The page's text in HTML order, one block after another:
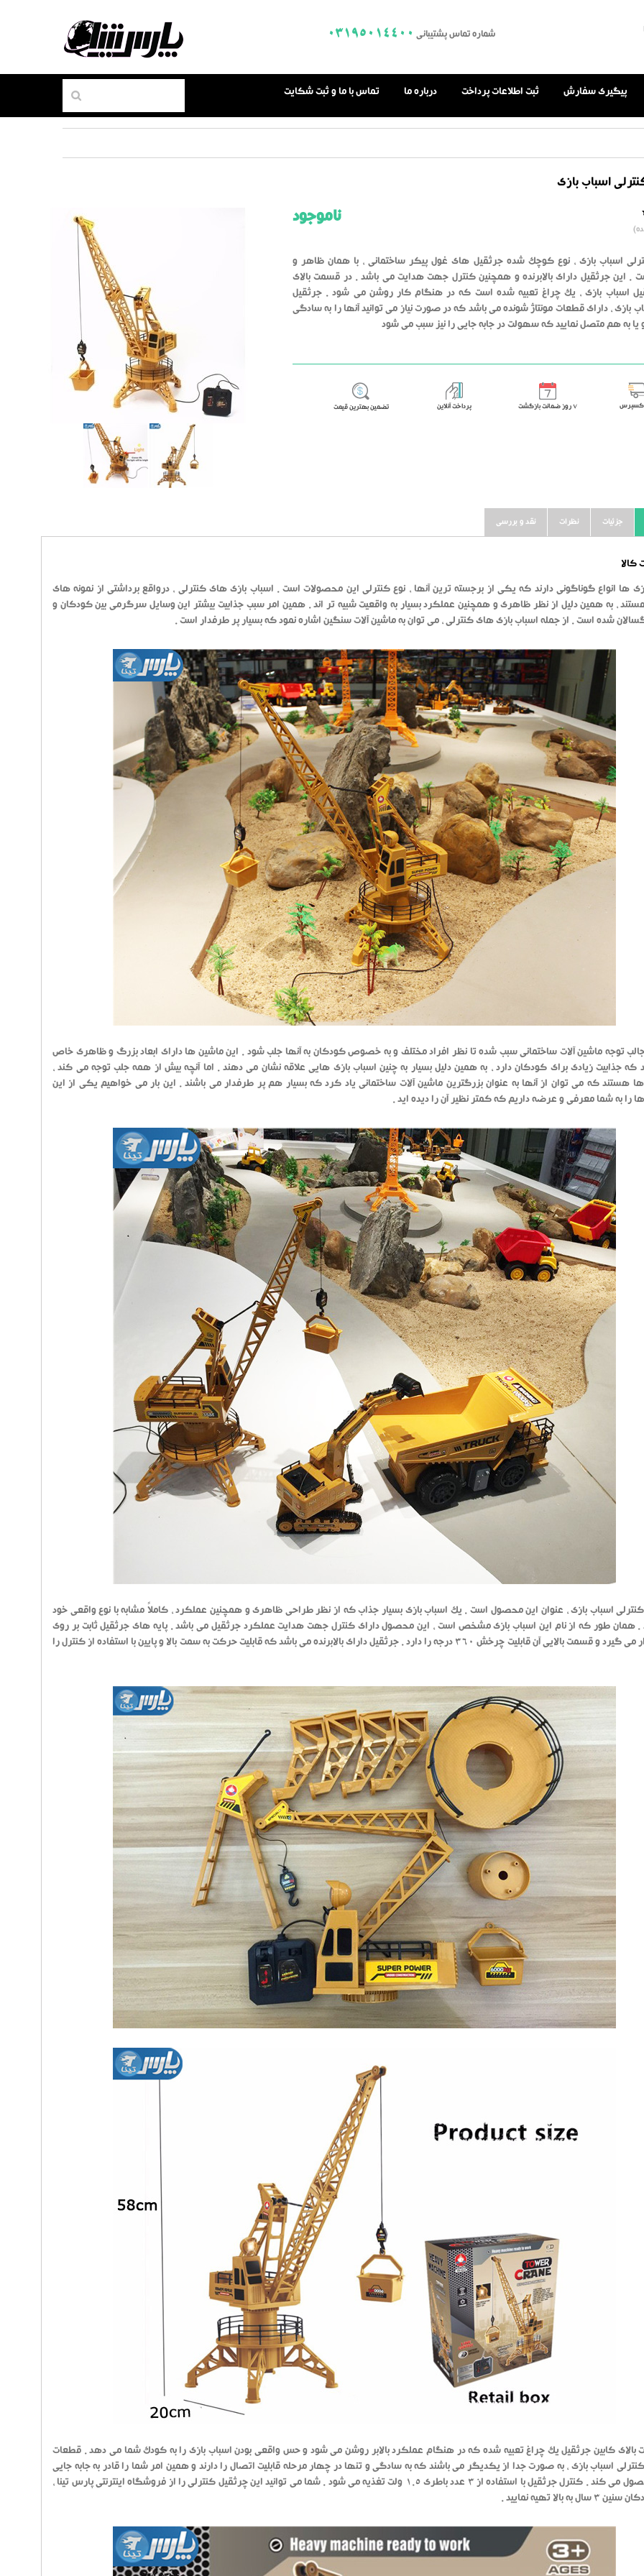
03195014400 شماره تماس پشتیبانی
پیگیری سفارش ثبت اطلاعات پرداخت درباره ما تماس با ما و ثبت شکایت
اسباب بازی
از
رای
دهنده
ناموجود
اسباب بازی ، نوع کوچک شده جرثقیل های غول پیکر ساختمانی ، با همان ظاهر و
. این جرثقیل دارای بالابرنده و همچنین کنترل جهت هدایت می باشد . در قسمت بالای
اسباب بازی ، یک چراغ تعبیه شده است که در هنگام کار روشن می شود . جرثقیل
بازی ، دارای قطعات مونتاژ شونده می باشد که در صورت نیاز می توانید آنها را به سادگی
یا به هم متصل نمایید که سهولت در جابه جایی را نیز سبب می شود
اکسپرس ٧ روز ضمانت بازگشت پرداخت آنلاین تضمین بهترین قیمت
جزئیات نظرات نقد و بررسی
کالا
ها انواع گوناگونی دارند که یکی از برجسته ترین آنها ، نوع کنترلی این محصولات است . اسباب بازی های کنترلی ، درواقع برداشتی از نمونه های
، به همین دلیل از نظر ظاهری و همچنین عملکرد بسیار به واقعیت شبیه تر اند . همین امر سبب جذابیت بیشتر این وسایل سرگرمی بین کودکان و
شده است . از جمله اسباب بازی های کنترلی ، می توان به ماشین آلات سنگین اشاره نمود که بسیار پر طرفدار است .
توجه ماشین آلات ساختمانی سبب شده تا نظر افراد مختلف و به خصوص کودکان به آنها جلب شود . این ماشین ها دارای ابعاد بزرگ و ظاهری خاص
که جذابیت زیادی برای کودکان دارد ، به همین دلیل بسیار به چنین اسباب بازی هایی علاقه نشان می دهند . اما آنچه بیش از همه جلب توجه می کند ،
هستند که می توان از آنها به عنوان بزرگترین ماشین آلات ساختمانی یاد کرد که بسیار هم پر طرفدار می باشند . این بار می خواهیم یکی از این
را به شما معرفی و عرضه داریم که کمتر نظیر آن را دیده اید .
اسباب بازی ، عنوان این محصول است . یک اسباب بازی بسیار جذاب که از نظر طراحی ظاهری و همچنین عملکرد ، کاملاً مشابه با نوع واقعی خود
. همان طور که از نام این اسباب بازی مشخص است ، این محصول دارای کنترل جهت هدایت عملکرد جرثقیل می باشد . پایه های جرثقیل ثابت بر روی
زمین قرار می گیرد و قسمت بالایی آن قابلیت چرخش 360 درجه را دارد . جرثقیل دارای بالابرنده می باشد که قابلیت حرکت به سمت بالا و پایین با استفاده از کنترل را
بالای کابین جرثقیل یک چراغ تعبیه شده که در هنگام عملکرد بالابر روشن می شود و حس واقعی بودن اسباب بازی را به کودک شما می دهد . قطعات
اسباب بازی ، به صورت جدا از یکدیگر می باشند که به سادگی و تنها در چهار مرحله قابلیت اتصال را دارند و همین امر شما را قادر به جابه جایی
آسان محصول می کند . کنترل جرثقیل با استفاده از 3 عدد باطری 1.5 ولت تغذیه می شود . شما می توانید این چرثقیل کنترلی را از فروشگاه اینترنتی پارس تینا ،
به بالا تهیه نمایید .